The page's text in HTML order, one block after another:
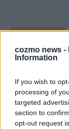
cozmo news -
Information
If you wish to
processing of
targeted
section to
opt-out request
EXTRA